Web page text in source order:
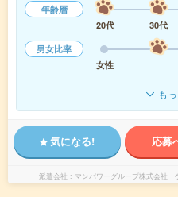
年齢層
20代
30代
男女比率
女性
も
気になる! 応募
派遣会社 マンパワーグループ株式会社